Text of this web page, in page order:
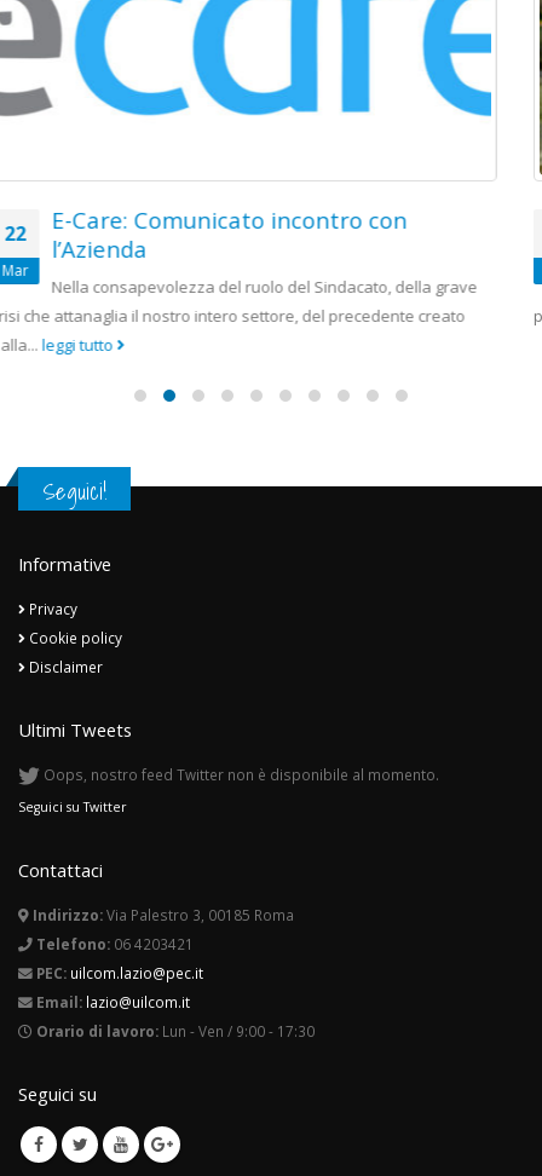
30 RAI: PDR e Politiche Attive
La Delegazione sindacale ha chiarito l’assoluta contrarietà al
sempre più evidente smantellamento delle attività
produttive, alla chiusura delle riprese...leggi tutto
Seguici!